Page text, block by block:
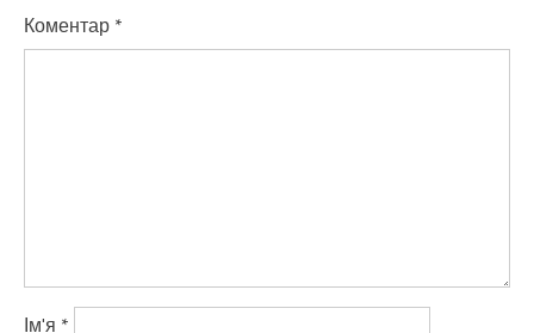
Коментар *
Ім'я *